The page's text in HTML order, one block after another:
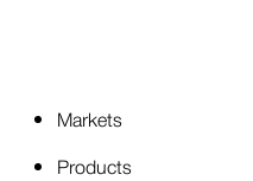
Markets
Products